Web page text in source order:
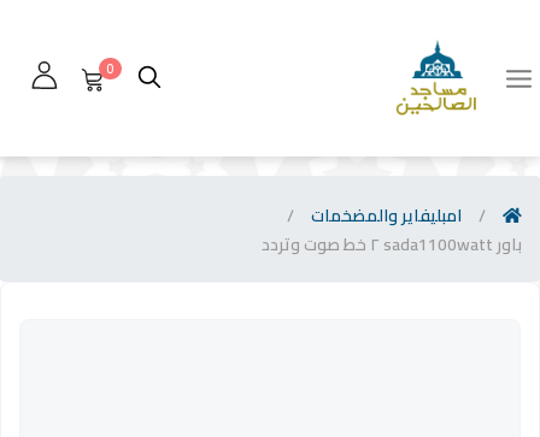
0
/ امبليفاير والمضخمات /
باور sada1100watt ٢ خط صوت وتردد